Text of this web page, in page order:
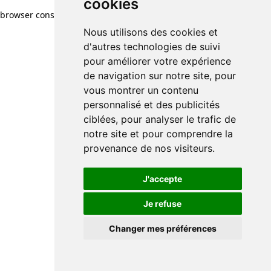
cookies
Nous utilisons des cookies et
d'autres technologies de suivi
pour améliorer votre expérience
de navigation sur notre site, pour
vous montrer un contenu
personnalisé et des publicités
ciblées, pour analyser le trafic de
notre site et pour comprendre la
provenance de nos visiteurs.
J'accepte
Je refuse
Changer mes préférences
browser console for more information)